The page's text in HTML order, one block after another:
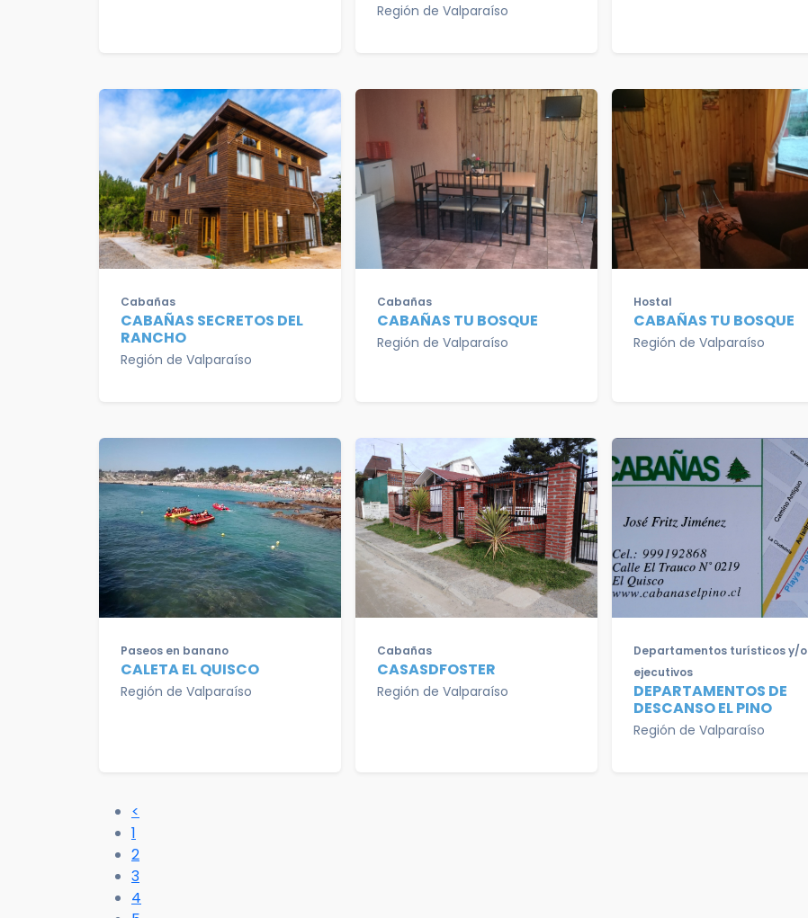
Región de Valparaíso
Cabañas
CABAÑAS SECRETOS DEL
RANCHO
Región de Valparaíso
Cabañas
CABAÑAS TU BOSQUE
Región de Valparaíso
Hostal
CABAÑAS TU BOSQUE
Región de Valparaíso
Paseos en banano
CALETA EL QUISCO
Región de Valparaíso
Cabañas
CASASDFOSTER
Región de Valparaíso
Departamentos turísticos y/o
ejecutivos
DEPARTAMENTOS DE
DESCANSO EL PINO
Región de Valparaíso
<
1
2
3
4